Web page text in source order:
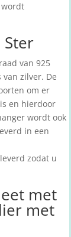
Ster
van 925
zilver. De
om er
en hierdoor
wordt ook
in een
zodat u
met
met